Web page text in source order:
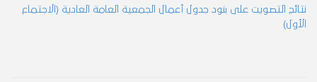
نتائج التصويت على بنود جدول أعمال الجمعية العامة العادية (الاجتماع
الأول)